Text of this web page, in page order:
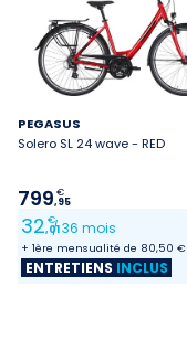
PEGASUS
Solero SL 24 wave - RED
799,95
€
32,01
€/ 36 mois
+ 1ère mensualité de 80,50 €
ENTRETIENS INCLUS